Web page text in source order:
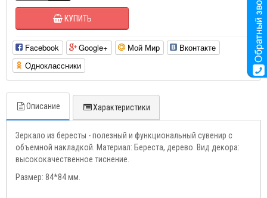
КУПИТЬ
Facebook Google+ Мой Мир
Вконтакте
Одноклассники
Описание Характеристики
Зеркало из бересты - полезный и функциональный сувенир с
объемной накладкой. Материал: Береста, дерево. Вид декора:
высококачественное тиснение.
Размер: 84*84 мм.